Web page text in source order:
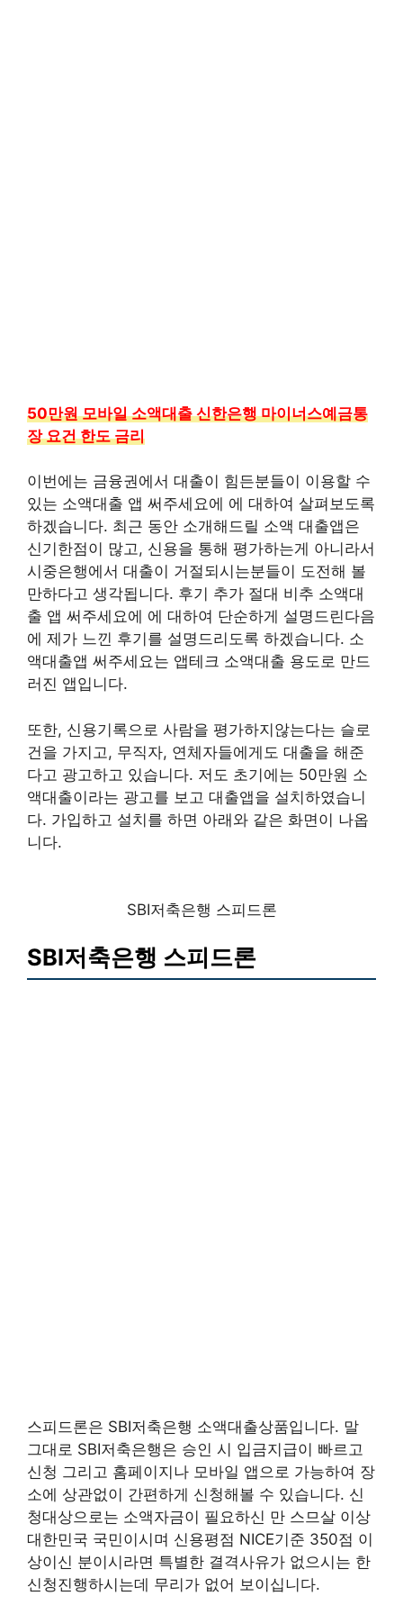
50만원 모바일 소액대출 신한은행 마이너스예금통
장 요건 한도 금리
이번에는 금융권에서 대출이 힘든분들이 이용할 수
있는 소액대출 앱 써주세요에 에 대하여 살펴보도록
하겠습니다. 최근 동안 소개해드릴 소액 대출앱은
신기한점이 많고, 신용을 통해 평가하는게 아니라서
시중은행에서 대출이 거절되시는분들이 도전해 볼
만하다고 생각됩니다. 후기 추가 절대 비추 소액대
출 앱 써주세요에 에 대하여 단순하게 설명드린다음
에 제가 느낀 후기를 설명드리도록 하겠습니다. 소
액대출앱 써주세요는 앱테크 소액대출 용도로 만드
러진 앱입니다.
또한, 신용기록으로 사람을 평가하지않는다는 슬로
건을 가지고, 무직자, 연체자들에게도 대출을 해준
다고 광고하고 있습니다. 저도 초기에는 50만원 소
액대출이라는 광고를 보고 대출앱을 설치하였습니
다. 가입하고 설치를 하면 아래와 같은 화면이 나옵
니다.
SBI저축은행 스피드론
SBI저축은행 스피드론
스피드론은 SBI저축은행 소액대출상품입니다. 말
그대로 SBI저축은행은 승인 시 입금지급이 빠르고
신청 그리고 홈페이지나 모바일 앱으로 가능하여 장
소에 상관없이 간편하게 신청해볼 수 있습니다. 신
청대상으로는 소액자금이 필요하신 만 스므살 이상
대한민국 국민이시며 신용평점 NICE기준 350점 이
상이신 분이시라면 특별한 결격사유가 없으시는 한
신청진행하시는데 무리가 없어 보이십니다.